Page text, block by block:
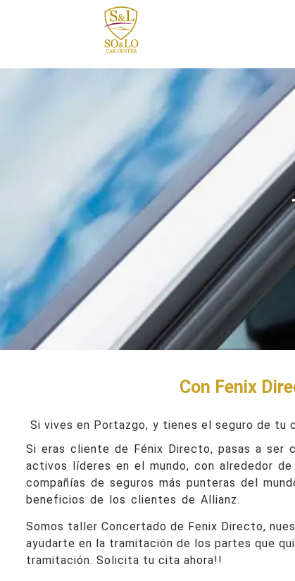
Con Fenix
Si vives en Portazgo, y tienes el seguro de tu
Si eras cliente de Fénix Directo, pasas a ser
activos líderes en el mundo, con alrededor
compañías de seguros más punteras del
beneficios de los clientes de Allianz.
Somos taller Concertado de Fenix Directo,
ayudarte en la tramitación de los partes que
tramitación. Solicita tu cita ahora!!